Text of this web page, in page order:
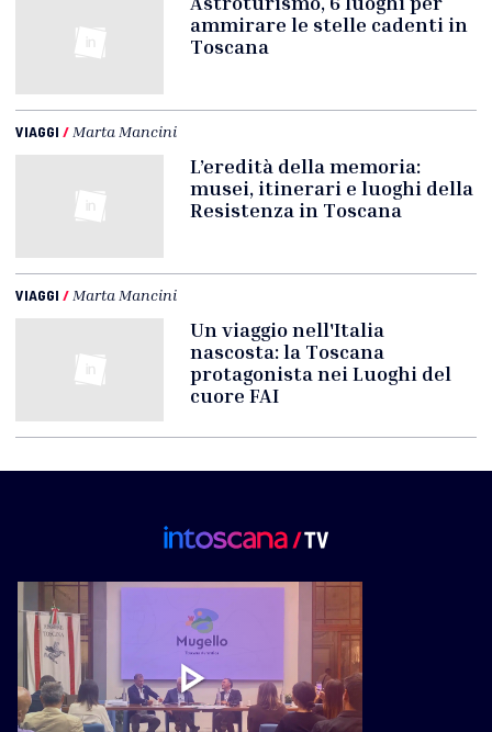
ammirare le stelle cadenti in
Toscana
VIAGGI / Marta Mancini
L’eredità della memoria:
musei, itinerari e luoghi della
Resistenza in Toscana
VIAGGI / Marta Mancini
Un viaggio nell'Italia
nascosta: la Toscana
protagonista nei Luoghi del
cuore FAI